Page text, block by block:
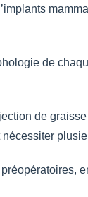
de
de